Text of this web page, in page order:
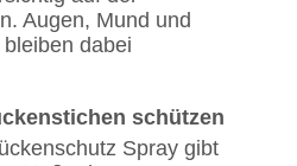
Augen, Mund und
dabei
schützen
Spray gibt